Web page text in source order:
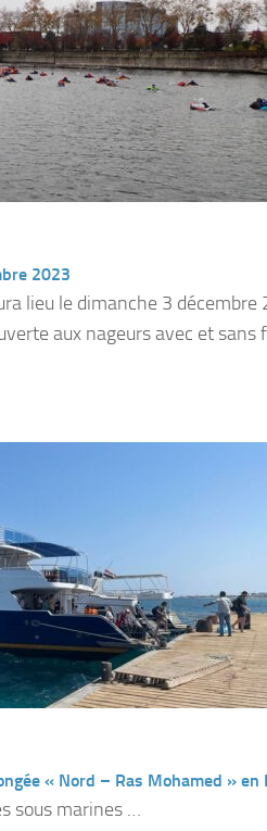
2023
lieu le dimanche 3 décembre
aux nageurs avec et sans
« Nord – Ras Mohamed » en
sous marines …